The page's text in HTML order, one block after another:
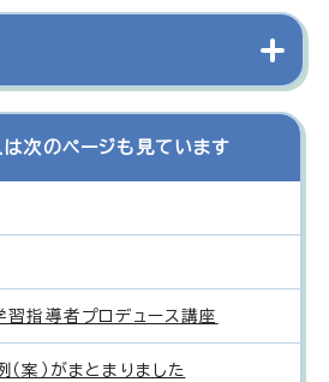
次のページも見ています
指導者プロデュース講座
案）がまとまりました